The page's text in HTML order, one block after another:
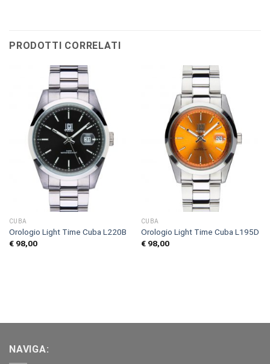
PRODOTTI CORRELATI
CUBA
Orologio Light Time Cuba L220B
€98,00
CUBA
Orologio Light Time Cuba L195D
€98,00
NAVIGA: